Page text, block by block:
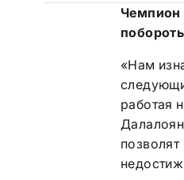
Чемпион
«Нам
работая